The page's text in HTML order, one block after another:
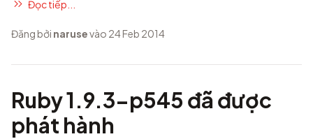
Đọc tiếp...
Đăng bởi narusevào 24 Feb 2014
Ruby 1.9.3-p545 đã được
phát hành